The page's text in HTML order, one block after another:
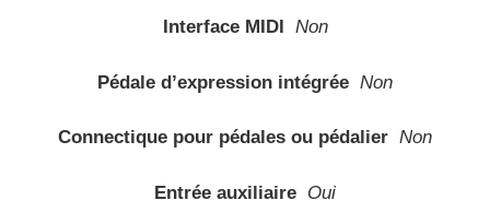
Interface MIDI Non
Pédale d’expression intégrée Non
Connectique pour pédales ou pédalier Non
Entrée auxiliaire Oui